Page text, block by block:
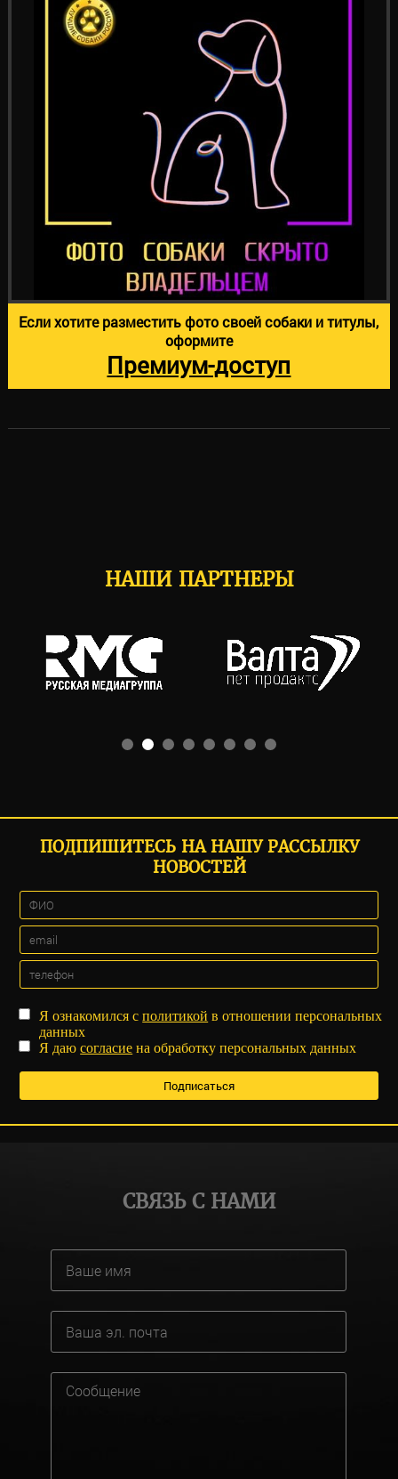
Если хотите разместить фото своей собаки и титулы,
оформите
Премиум-доступ
НАШИ ПАРТНЕРЫ
ПОДПИШИТЕСЬ НА НАШУ РАССЫЛКУ
НОВОСТЕЙ
Я ознакомился сполитикой в отношении персональных
данных
Я даюсогласие на обработку персональных данных
СВЯЗЬ С НАМИ